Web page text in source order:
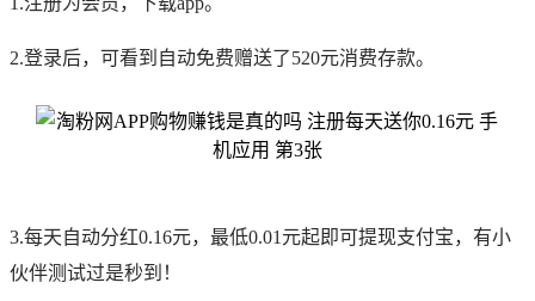
2.登录后，可看到自动免费赠送了520元消费存款。
3.每天自动分红0.16元，最低0.01元起即可提现支付宝，有小
伙伴测试过是秒到！